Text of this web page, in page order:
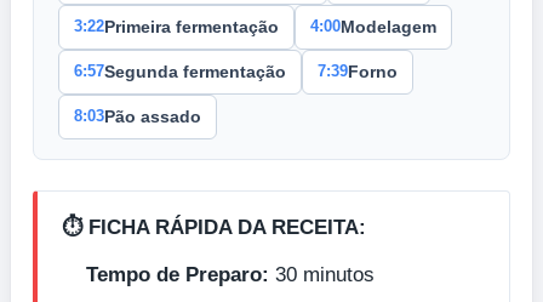
3:22 Primeira fermentação 4:00Modelagem
6:57Segunda fermentação 7:39 Forno
8:03 Pão assado
⏱️ FICHA RÁPIDA DA RECEITA:
Tempo de Preparo: 30 minutos